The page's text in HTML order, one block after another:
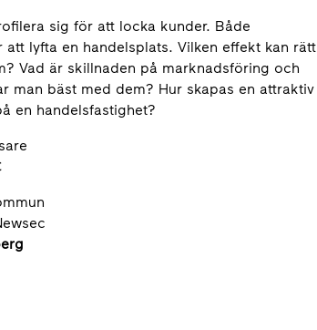
sig för att locka kunder. Både
lyfta en handelsplats. Vilken effekt kan rätt
Vad är skillnaden på marknadsföring och
man bäst med dem? Hur skapas en attraktiv
en handelsfastighet?